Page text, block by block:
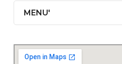
MENU'